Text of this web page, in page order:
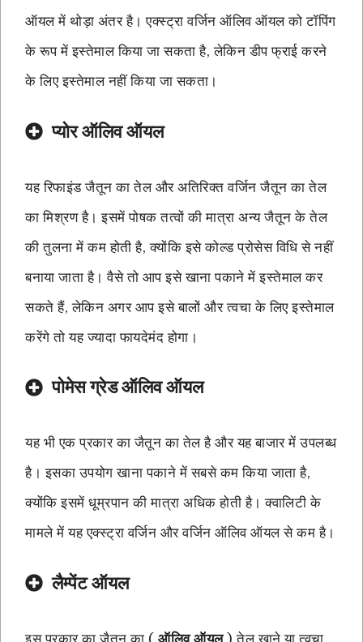
ऑयल में थोड़ा अंतर है। एक्स्ट्रा वर्जिन ऑलिव ऑयल को टॉपिंग
के रूप में इस्तेमाल किया जा सकता है, लेकिन डीप फ्राई करने
के लिए इस्तेमाल नहीं किया जा सकता।
प्योर ऑलिव ऑयल
यह रिफाइंड जैतून का तेल और अतिरिक्त वर्जिन जैतून का तेल
का मिश्रण है। इसमें पोषक तत्वों की मात्रा अन्य जैतून के तेल
की तुलना में कम होती है, क्योंकि इसे कोल्ड प्रोसेस विधि से नहीं
बनाया जाता है। वैसे तो आप इसे खाना पकाने में इस्तेमाल कर
सकते हैं, लेकिन अगर आप इसे बालों और त्वचा के लिए इस्तेमाल
करेंगे तो यह ज्यादा फायदेमंद होगा।
पोमेस ग्रेड ऑलिव ऑयल
यह भी एक प्रकार का जैतून का तेल है और यह बाजार में उपलब्ध
है। इसका उपयोग खाना पकाने में सबसे कम किया जाता है,
क्योंकि इसमें धूम्रपान की मात्रा अधिक होती है। क्वालिटी के
मामले में यह एक्स्ट्रा वर्जिन और वर्जिन ऑलिव ऑयल से कम है।
लैम्पेंट ऑयल
इस प्रकार का जैतून का (ऑलिव ऑयल) तेल खाने या त्वचा